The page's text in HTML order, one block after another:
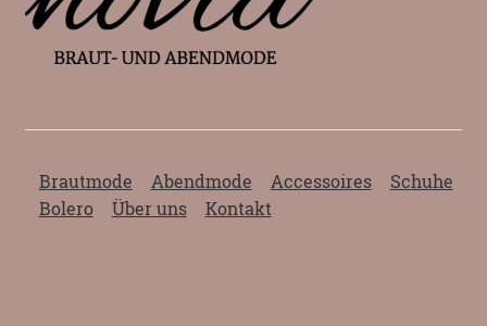
Brautmode Abendmode Accessoires
Schuhe
Bolero
Über uns Kontakt